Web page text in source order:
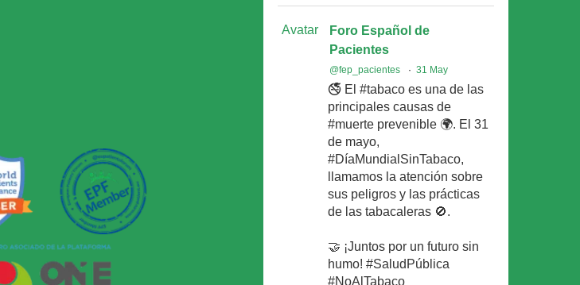
Avatar
Foro Español de
Pacientes
@fep_pacientes · 31 May
🚭 El #tabaco es una de las
principales causas de
#muerte prevenible 🌍. El 31
de mayo,
#DíaMundialSinTabaco,
llamamos la atención sobre
sus peligros y las prácticas
de las tabacaleras 🚫.
🤝 ¡Juntos por un futuro sin
humo! #SaludPública
#NoAlTabaco